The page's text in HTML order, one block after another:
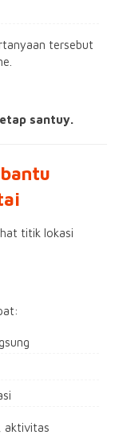
tersebut
santuy.
titik lokasi
aktivitas